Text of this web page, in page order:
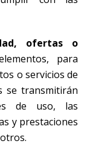
ofertas o
para
o servicios de
se transmitirán
de uso, las
y prestaciones